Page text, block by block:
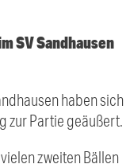
SV Sandhausen
haben sich
zur Partie geäußert.
zweiten Bällen